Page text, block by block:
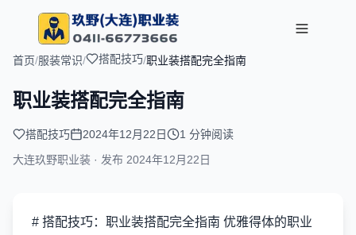
首页/服装常识/ 搭配技巧/职业装搭配完全指南
职业装搭配完全指南
搭配技巧 2024年12月22日
1 分钟阅读
大连玖野职业装 · 发布 2024年12月22日
# 搭配技巧：职业装搭配完全指南 优雅得体的职业